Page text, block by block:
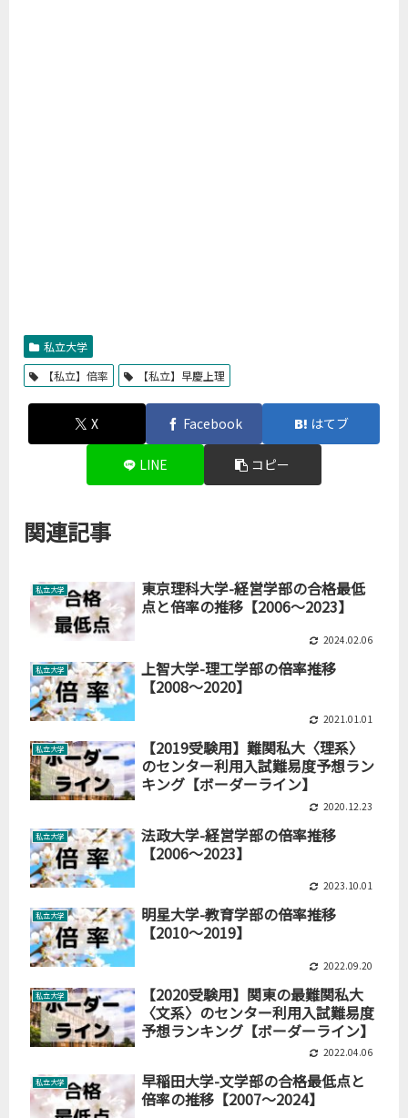
私立大学
【私立】倍率
【私立】早慶上理
X Facebook はてブ
LINE コピー
関連記事
私立大学
東京理科大学-経営学部の合格最低
点と倍率の推移【2006～2023】
2024.02.06
私立大学
上智大学-理工学部の倍率推移
【2008～2020】
2021.01.01
私立大学
【2019受験用】難関私大〈理系〉
のセンター利用入試難易度予想ラン
キング【ボーダーライン】
2020.12.23
私立大学
法政大学-経営学部の倍率推移
【2006～2023】
2023.10.01
私立大学
明星大学-教育学部の倍率推移
【2010～2019】
2022.09.20
私立大学
【2020受験用】関東の最難関私大
〈文系〉のセンター利用入試難易度
予想ランキング【ボーダーライン】
2022.04.06
私立大学
早稲田大学-文学部の合格最低点と
倍率の推移【2007～2024】